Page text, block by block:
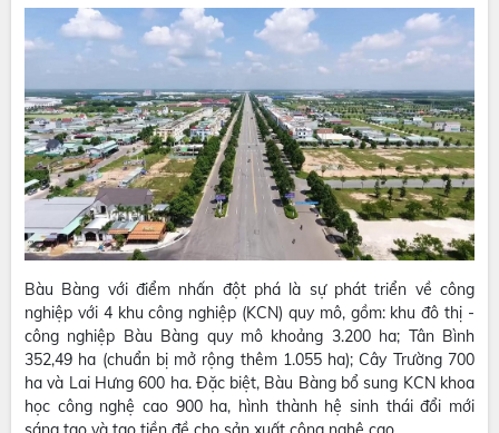
Bàu Bàng với điểm nhấn đột phá là sự phát triển về công
nghiệp với 4 khu công nghiệp (KCN) quy mô, gồm: khu đô thị -
công nghiệp Bàu Bàng quy mô khoảng 3.200 ha; Tân Bình
352,49 ha (chuẩn bị mở rộng thêm 1.055 ha); Cây Trường 700
ha và Lai Hưng 600 ha. Đặc biệt, Bàu Bàng bổ sung KCN khoa
học công nghệ cao 900 ha, hình thành hệ sinh thái đổi mới